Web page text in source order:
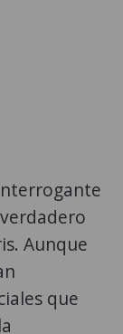
Aunque
que